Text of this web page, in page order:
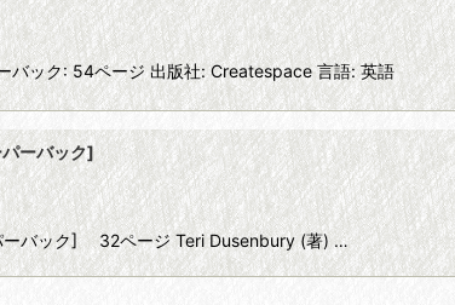
ック: 54ページ 出版社: Createspace 言語: 英語
ーバック]
ーバック] 32ページ Teri Dusenbury (著) …